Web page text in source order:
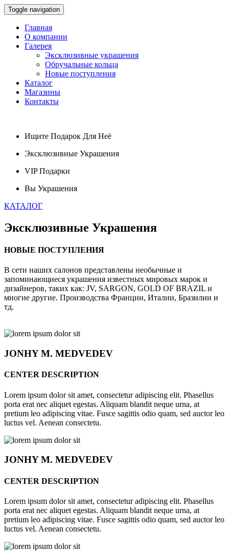
Toggle navigation
Главная
О компании
Галерея
Эксклюзивные украшения
Обручальные кольца
Новые поступления
Каталог
Магазины
Контакты
Ищите Подарок Для Неё
Эксклюзивные Украшения
VIPПодарки
Вы Украшения
КАТАЛОГ
Эксклюзивные Украшения
НОВЫЕ ПОСТУПЛЕНИЯ
В сети наших салонов представлены необычные и
запоминающиеся украшения известных мировых марок и
дизайнеров, таких как: JV, SARGON, GOLD OF BRAZIL и
многие другие. Производства Франции, Италии, Бразилии и
тд.
JONHYM. MEDVEDEV
CENTER DESCRIPTION
Lorem ipsum dolor sit amet, consectetur adipiscing elit. Phasellus
porta erat nec aliquet egestas. Aliquam blandit neque urna, at
pretium leo adipiscing vitae. Fusce sagittis odio quam, sed auctor leo
luctus vel. Aenean consectetu.
JONHYM. MEDVEDEV
CENTER DESCRIPTION
Lorem ipsum dolor sit amet, consectetur adipiscing elit. Phasellus
porta erat nec aliquet egestas. Aliquam blandit neque urna, at
pretium leo adipiscing vitae. Fusce sagittis odio quam, sed auctor leo
luctus vel. Aenean consectetu.